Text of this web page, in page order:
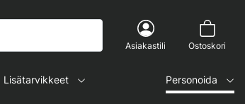
Asiakastili Ostoskori
Lisätarvikkeet Personoida